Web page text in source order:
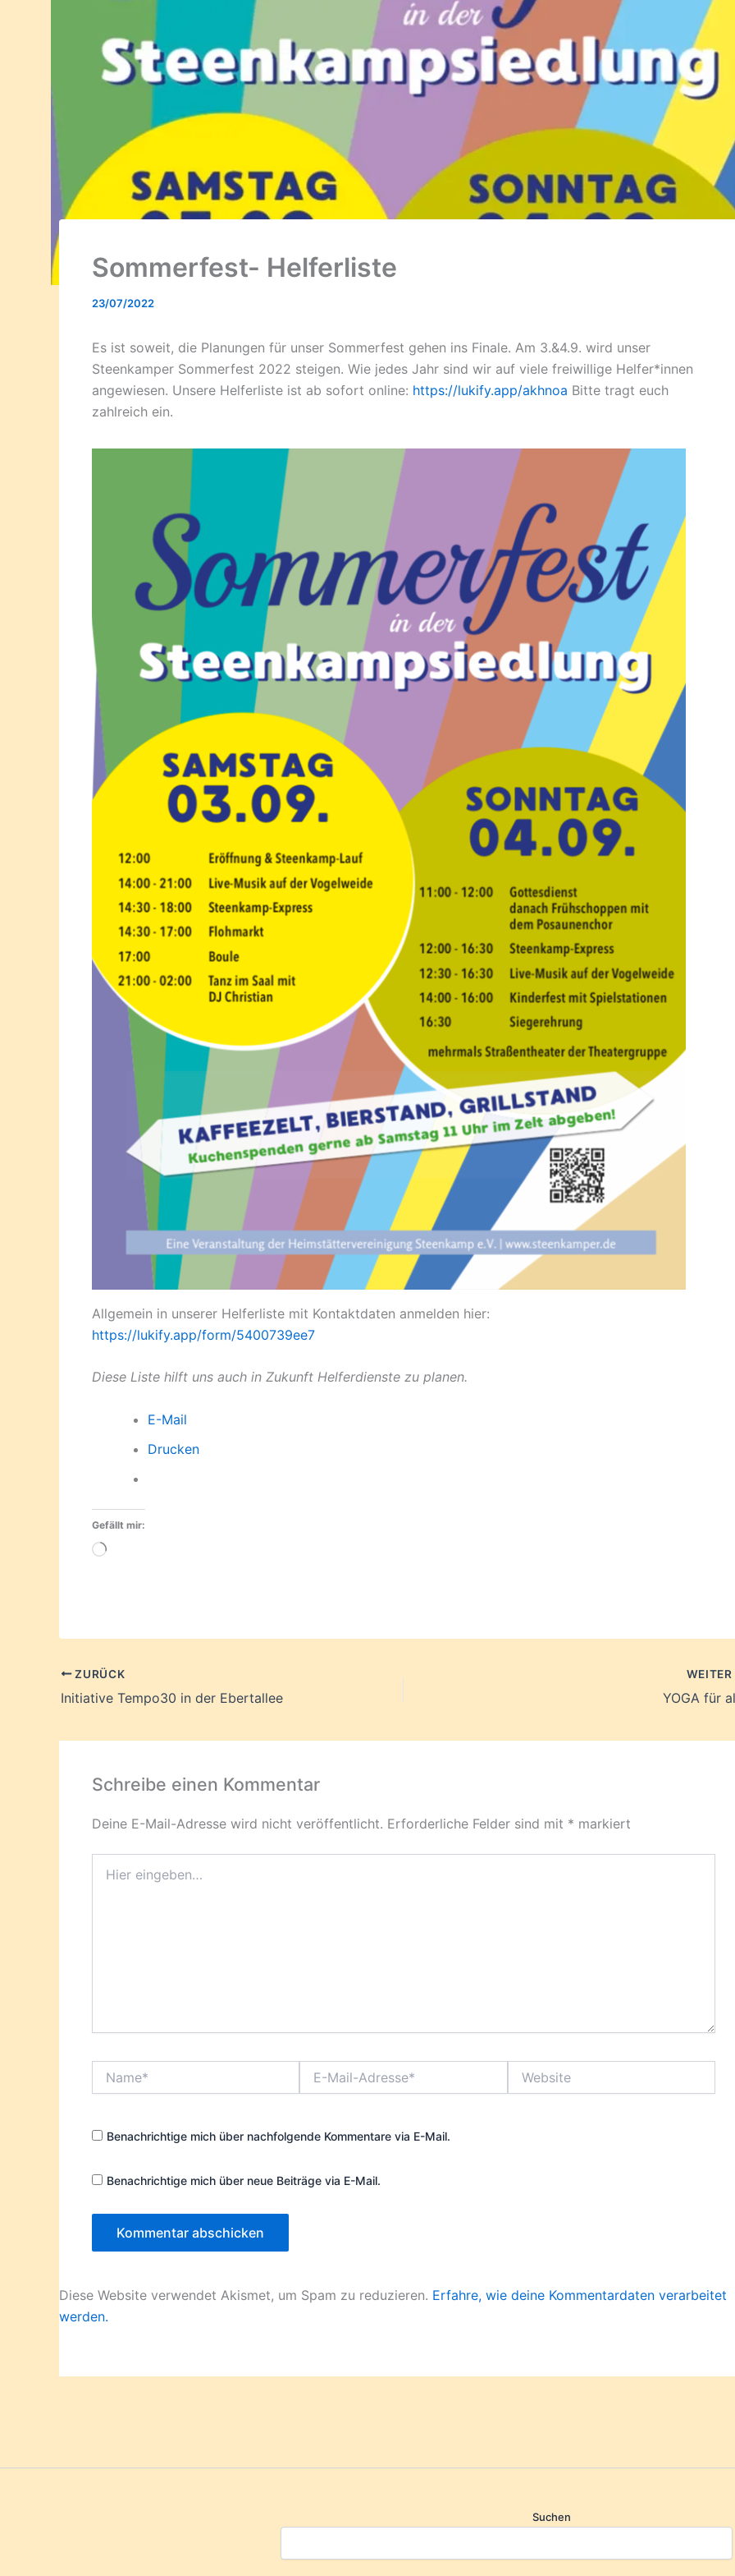
Sommerfest- Helferliste
23/07/2022
Es ist soweit, die Planungen für unser Sommerfest gehen ins Finale. Am 3.&4.9. wird unser
Steenkamper Sommerfest 2022 steigen. Wie jedes Jahr sind wir auf viele freiwillige Helfer*innen
angewiesen. Unsere Helferliste ist ab sofort online: https://lukify.app/akhnoa Bitte tragt euch
zahlreich ein.
Allgemein in unserer Helferliste mit Kontaktdaten anmelden hier:
https://lukify.app/form/5400739ee7
Diese Liste hilft uns auch in Zukunft Helferdienste zu planen.
E-Mail
Drucken
Gefällt mir:
Wird
ZURÜCK
Initiative Tempo30 in der Ebertallee
WEITER
YOGA für
Schreibe einen Kommentar
Deine E-Mail-Adresse wird nicht veröffentlicht. Erforderliche Felder sind mit * markiert
eingeben…
Mail-
Benachrichtige mich über nachfolgende Kommentare via E-Mail.
Benachrichtige mich über neue Beiträge via E-Mail.
Diese Website verwendet Akismet, um Spam zu reduzieren. Erfahre, wie deine Kommentardaten verarbeitet
werden.
Suchen